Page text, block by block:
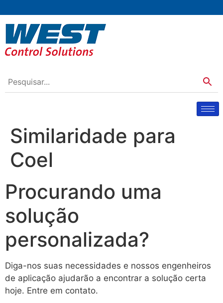
Similaridade para
Coel
Procurando uma
solução
personalizada?
Diga-nos suas necessidades e nossos engenheiros
de aplicação ajudarão a encontrar a solução certa
hoje. Entre em contato.